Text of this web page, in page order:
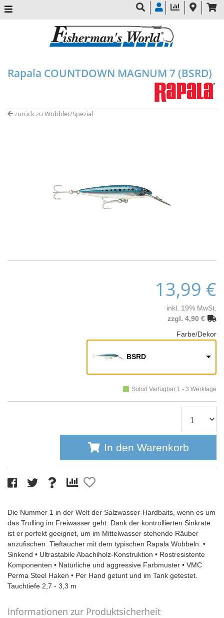
Rapala COUNTDOWN MAGNUM 7 (BSRD)
zurück zu Wobbler/Spezial
13,99 €
inkl. 19% MwSt.
zzgl. 4,90 €
Farbe/Dekor
BSRD
Sofort Verfügbar 1 - 3 Werktage
In den Warenkorb
Die Nummer 1 in der Welt der Salzwasser-Hardbaits, wenn es um
das Trolling im Freiwasser geht. Dank der kontrollierten Sinkrate
ist er perfekt geeignet, um im Mittelwasser stehende Räuber
anzufischen. Tieftaucher mit dem typischen Rapala Wobbeln. •
Sinkend • Ultrastabile Abachiholz-Konstruktion • Rostresistente
Komponenten • Natürliche und aggressive Farbmuster • VMC
Perma Steel Haken • Per Hand getunt und im Tank getestet.
Tauchtiefe 2,7 - 3,3 m
Informationen zur Produktsicherheit